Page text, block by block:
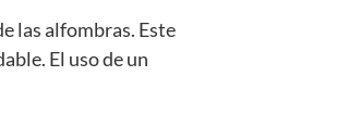
las alfombras. Este
El uso de un